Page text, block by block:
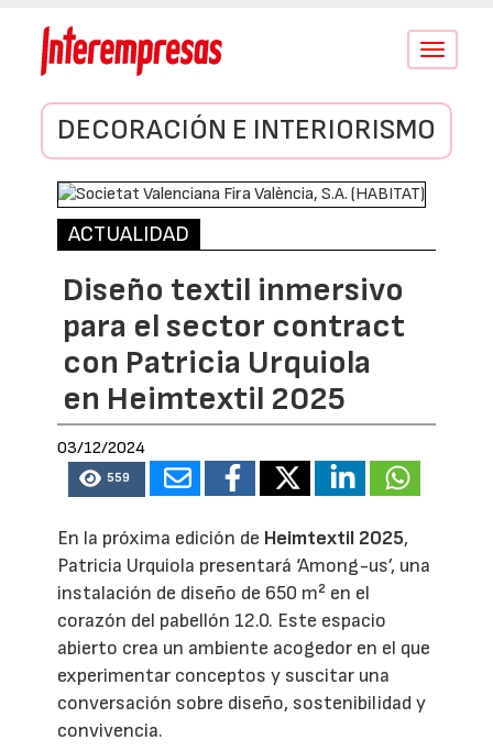
Conmutar
DECORACIÓN E INTERIORISMO
ACTUALIDAD
Diseño textil inmersivo
para el sector contract
con Patricia Urquiola
en Heimtextil 2025
03/12/2024
559
En la próxima edición de Heimtextil 2025,
Patricia Urquiola presentará ‘Among-us’, una
instalación de diseño de 650 m² en el
corazón del pabellón 12.0. Este espacio
abierto crea un ambiente acogedor en el que
experimentar conceptos y suscitar una
conversación sobre diseño, sostenibilidad y
convivencia.